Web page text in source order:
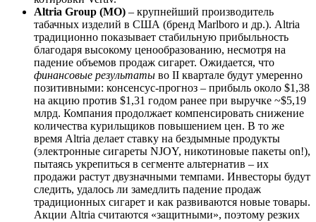
Altria Group (MO) – крупнейший производитель
табачных изделий в США (бренд Marlboro и др.). Altria
традиционно показывает стабильную прибыльность
благодаря высокому ценообразованию, несмотря на
падение объемов продаж сигарет. Ожидается, что
финансовые результаты во II квартале будут умеренно
позитивными: консенсус-прогноз – прибыль около $1,38
на акцию против $1,31 годом ранее при выручке ~$5,19
млрд. Компания продолжает компенсировать снижение
количества курильщиков повышением цен. В то же
время Altria делает ставку на бездымные продукты
(электронные сигареты NJOY, никотиновые пакеты on!),
пытаясь укрепиться в сегменте альтернатив – их
продажи растут двузначными темпами. Инвесторы будут
следить, удалось ли замедлить падение продаж
традиционных сигарет и как развиваются новые товары.
Акции Altria считаются «защитными», поэтому резких